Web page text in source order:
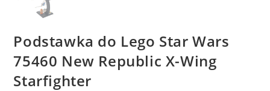
Podstawka do Lego Star Wars
75460 New Republic X-Wing
Starfighter